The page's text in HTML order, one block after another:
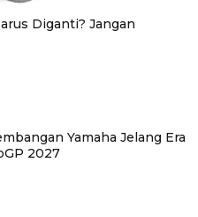
Diganti? Jangan
Yamaha Jelang Era
2027